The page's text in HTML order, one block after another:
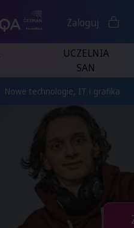
Zaloguj
UCZELNIA
SAN
Nowe technologie, IT i grafika